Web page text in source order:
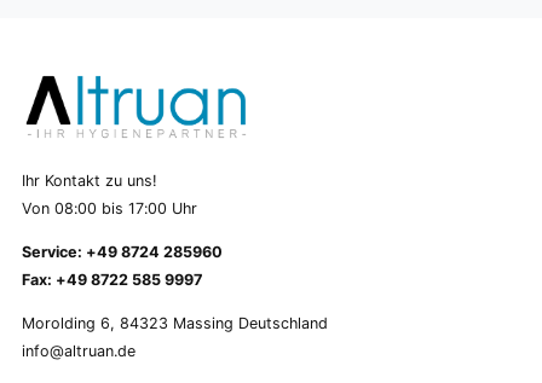
Ihr Kontakt zu uns!
Von 08:00 bis 17:00 Uhr
Service: +49 8724 285960
Fax: +49 8722 585 9997
Morolding 6, 84323 Massing Deutschland
info@altruan.de